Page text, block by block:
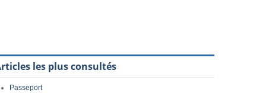
les plus consultés
Passeport